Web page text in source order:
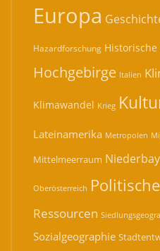
Europa
Hazardforschung Historische
Hochgebirge Italien
Klimawandel Krieg
Lateinamerika Metropolen
Mittelmeerraum
Oberösterreich
Ressourcen
Sozialgeographie